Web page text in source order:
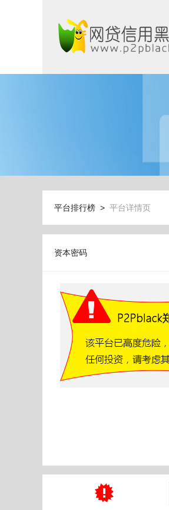
平台排行榜 > 平台详情页
资本密码